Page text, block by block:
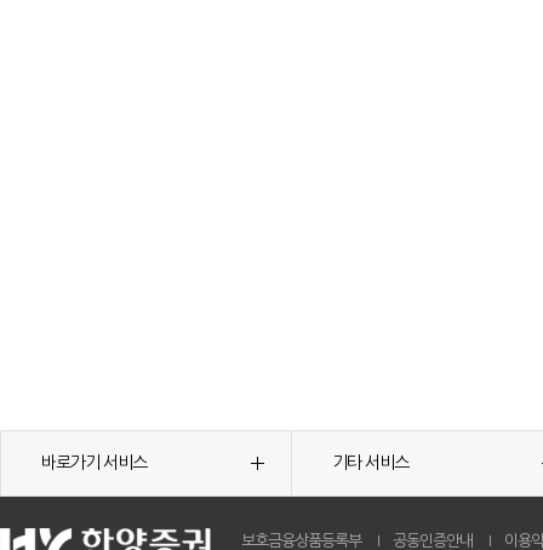
바로가기 서비스 기타 서비스
보호금융상품등록부 공동인증안내 이용